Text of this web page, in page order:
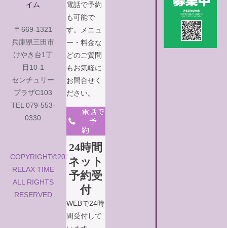
イム
〒669-1321
兵庫県三田市
けやき台1丁
目10-1
センチュリー
プラザC103
TEL 079-553-
0330
COPYRIGHT©2022
RELAX TIME
ALL RIGHTS
RESERVED
電話で予約
も可能で
す。メニュ
ー・料金な
どのご質問
もお気軽に
お問合せく
ださい。
電話で
予
約
24時間
ネット
予約受
付
WEBで24時
間受付して